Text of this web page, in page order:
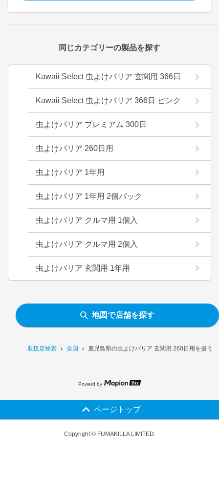
取扱店検索 全国 鹿児島県の虫よけバリア 玄関用 260日用を扱う
同じカテゴリーの製品を探す
Kawaii Select 虫よけバリア 玄関用 366日
Kawaii Select 虫よけバリア 366日 ピンク
虫よけバリア プレミアム 300日
虫よけバリア 260日用
虫よけバリア 1年用
虫よけバリア 1年用 2個パック
虫よけバリア クルマ用 1個入
虫よけバリア クルマ用 2個入
虫よけバリア 玄関用 1年用
地図で店舗を探す
Powerd by
ページトップ
Copyright © FUMAKILLA LIMITED.